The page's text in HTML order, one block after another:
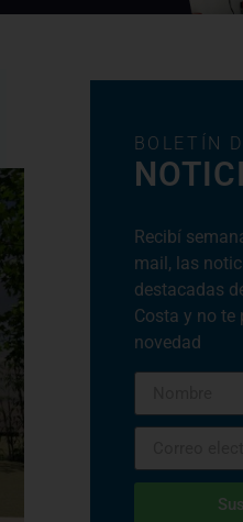
BOLETÍN
Recibí
mail, las
destacadas
Costa y no te
novedad